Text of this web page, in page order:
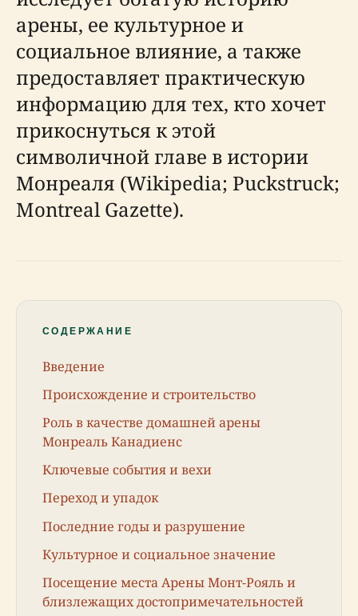
арены, ее культурное и
социальное влияние, а также
предоставляет практическую
информацию для тех, кто хочет
прикоснуться к этой
символичной главе в истории
Монреаля (Wikipedia; Puckstruck;
Montreal Gazette).
СОДЕРЖАНИЕ
Введение
Происхождение и строительство
Роль в качестве домашней арены
Монреаль Канадиенс
Ключевые события и вехи
Переход и упадок
Последние годы и разрушение
Культурное и социальное значение
Посещение места Арены Монт-Рояль и
близлежащих достопримечательностей